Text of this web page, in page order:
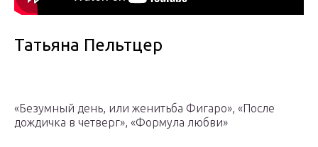
Татьяна Пельтцер
«Безумный день, или женитьба Фигаро», «После
дождичка в четверг», «Формула любви»